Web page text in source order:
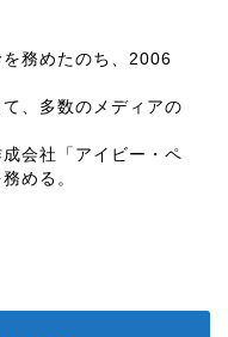
務めたのち、2006
、多数のメディアの
会社「アイビー・ペ
める。